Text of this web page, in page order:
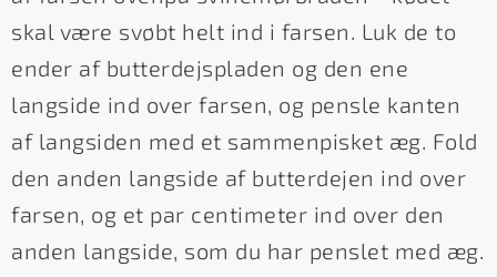
skal være svøbt helt ind i farsen. Luk de to
ender af butterdejspladen og den ene
langside ind over farsen, og pensle kanten
af langsiden med et sammenpisket æg. Fold
den anden langside af butterdejen ind over
farsen, og et par centimeter ind over den
anden langside, som du har penslet med æg.